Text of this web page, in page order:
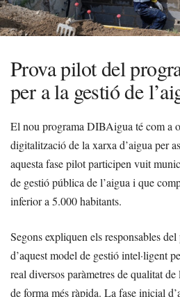
Prova pilot del
per a la gestió de
El nou programa DIBAigua té com a
digitalització de la xarxa d’aigua per
aquesta fase pilot participen vuit
de gestió pública de l’aigua i que
inferior a 5.000 habitants.
Segons expliquen els responsables
d’aquest model de gestió intel·ligent
real diversos paràmetres de qualitat
de forma més ràpida. La fase inicial